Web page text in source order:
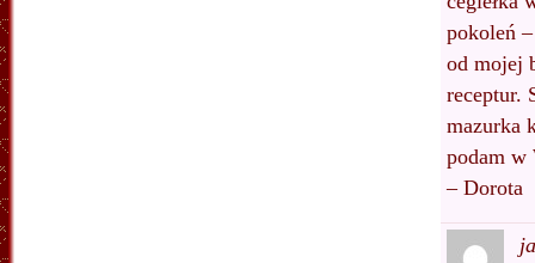
pokoleń
od mojej
receptur.
mazurka
podam w
– Dorota